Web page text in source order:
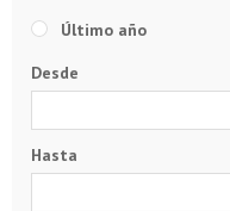
Último año
Desde
Hasta